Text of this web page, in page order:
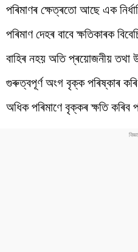
পৰিমাণৰ ক্ষেত্ৰতো আছে এক
পৰিমাণ দেহৰ বাবে ক্ষতিকাৰক
বাহিৰ নহয় অতি প্ৰয়োজনীয় তথা
গুৰুত্বপূৰ্ণ অংগ বৃক্ক পৰিষ্কাৰ
অধিক পৰিমাণে বৃক্কৰ ক্ষতি কৰিব